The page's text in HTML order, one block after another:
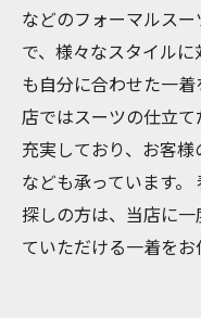
などのフォーマルス
で、様々なスタイル
も自分に合わせた一
店ではスーツの仕立
充実しており、お客
なども承っています
探しの方は、当店に
ていただける一着をお